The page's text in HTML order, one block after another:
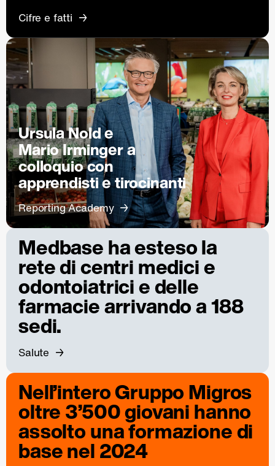
Cifre e fatti
Ursula Nold e
Mario Irminger a
colloquio con
apprendisti e tirocinanti
Reporting Academy
Medbase ha esteso la
rete di centri medici e
odontoiatrici e delle
farmacie arrivando a 188
sedi.
Salute
Nell’intero Gruppo Migros
oltre 3’500 giovani hanno
assolto una formazione di
base nel 2024